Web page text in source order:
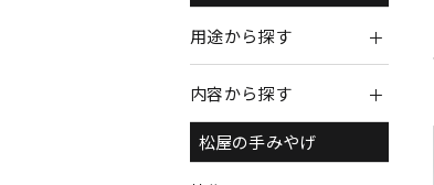
用途から探す
内容から探す
松屋の手みやげ